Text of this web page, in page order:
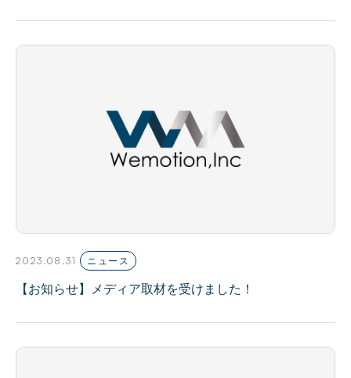
2023.08.31 ニュース
【お知らせ】メディア取材を受けました！